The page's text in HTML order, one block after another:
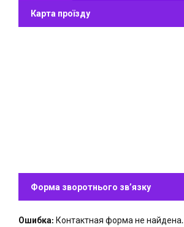
Карта проїзду
Форма зворотнього зв’язку
Ошибка: Контактная форма не найдена.